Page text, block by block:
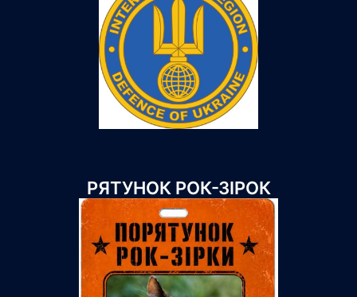
РЯТУНОК РОК-ЗІРОК